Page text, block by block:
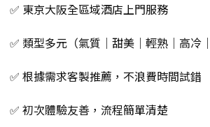
✅ 東京大阪全區域酒店上門服務
✅ 類型多元（氣質｜甜美｜輕熟｜高冷
✅ 根據需求客製推薦，不浪費時間試錯
✅ 初次體驗友善，流程簡單清楚